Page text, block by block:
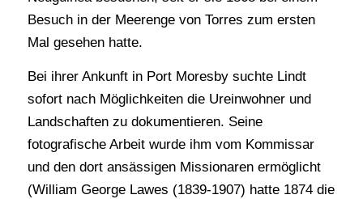
Besuch in der Meerenge von Torres zum ersten
Mal gesehen hatte.
Bei ihrer Ankunft in Port Moresby suchte Lindt
sofort nach Möglichkeiten die Ureinwohner und
Landschaften zu dokumentieren. Seine
fotografische Arbeit wurde ihm vom Kommissar
und den dort ansässigen Missionaren ermöglicht
(William George Lawes (1839-1907) hatte 1874 die